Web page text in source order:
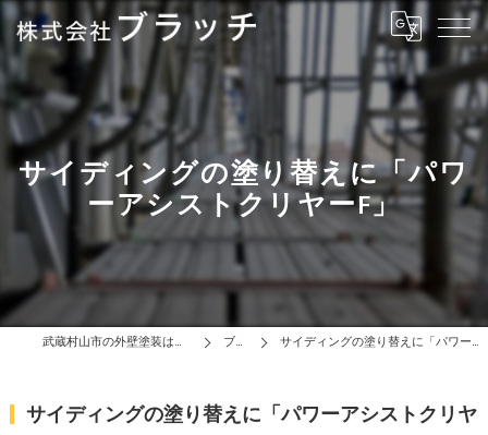
サイディングの塗り替えに「パワ
ーアシストクリヤーF」
武蔵村山市の外壁塗装は株式会社ブラッチ ブログ サイディングの塗り替えに「パワーアシストクリヤーF」
サイディングの塗り替えに「パワーアシストクリヤ